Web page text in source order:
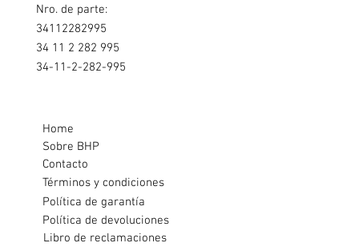
Nro. de parte:
34112282995
34 11 2 282 995
34-11-2-282-995
Home
Sobre BHP
Contacto
Términos y condiciones
Política de garantía
Política de devoluciones
Libro de reclamaciones